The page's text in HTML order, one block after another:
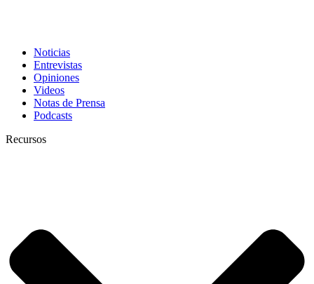
Noticias
Entrevistas
Opiniones
Videos
Notas de Prensa
Podcasts
Recursos